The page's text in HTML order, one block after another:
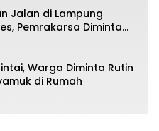
Jalan di Lampung
Pemrakarsa Diminta
Warga Diminta Rutin
di Rumah